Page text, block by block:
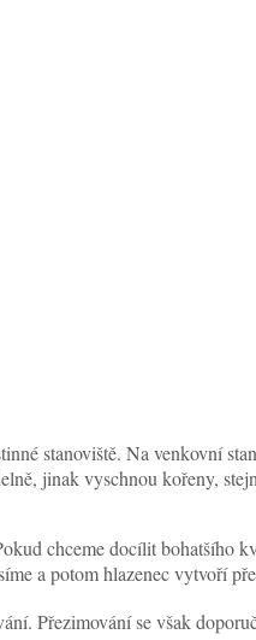
stanoviště. Na venkovní
jinak vyschnou kořeny,
chceme docílit bohatšího
a potom hlazenec vytvoří
Přezimování se však